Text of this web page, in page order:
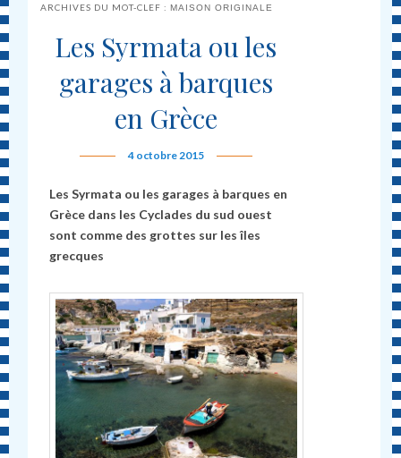
ARCHIVES DU MOT-CLEF :MAISON ORIGINALE
Les Syrmata ou les
garages à barques
en Grèce
4 octobre 2015
Les Syrmata ou les garages à barques en
Grèce dans les Cyclades du sud ouest
sont comme des grottes sur les îles
grecques